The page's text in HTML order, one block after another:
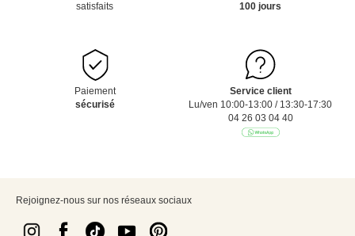
satisfaits
100 jours
Paiement
sécurisé
Service client
Lu/ven 10:00-13:00 / 13:30-17:30
04 26 03 04 40
Rejoignez-nous sur nos réseaux sociaux